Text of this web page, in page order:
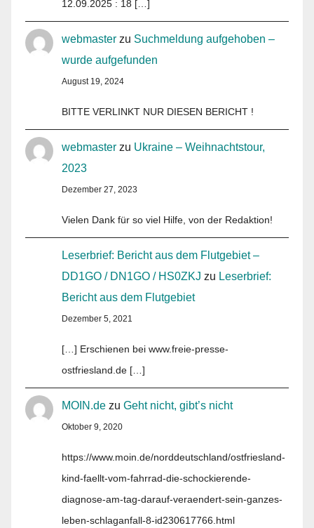
12.09.2025 : 18 […]
webmaster zu Suchmeldung aufgehoben –
wurde aufgefunden
August 19, 2024
BITTE VERLINKT NUR DIESEN BERICHT !
webmaster zu Ukraine – Weihnachtstour,
2023
Dezember 27, 2023
Vielen Dank für so viel Hilfe, von der Redaktion!
Leserbrief: Bericht aus dem Flutgebiet –
DD1GO / DN1GO / HS0ZKJ zu Leserbrief:
Bericht aus dem Flutgebiet
Dezember 5, 2021
[…] Erschienen bei www.freie-presse-
ostfriesland.de […]
MOIN.de zu Geht nicht, gibt’s nicht
Oktober 9, 2020
https://www.moin.de/norddeutschland/ostfriesland-
kind-faellt-vom-fahrrad-die-schockierende-
diagnose-am-tag-darauf-veraendert-sein-ganzes-
leben-schlaganfall-8-id230617766.html